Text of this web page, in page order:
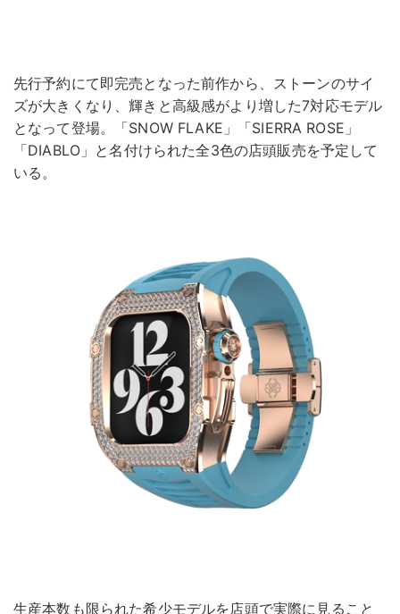
先行予約にて即完売となった前作から、ストーンのサイ
ズが大きくなり、輝きと高級感がより増した7対応モデル
となって登場。「SNOW FLAKE」「SIERRA ROSE」
「DIABLO」と名付けられた全3色の店頭販売を予定して
いる。
生産本数も限られた希少モデルを店頭で実際に見ること